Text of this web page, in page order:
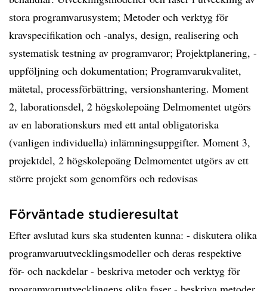
stora programvarusystem; Metoder och verktyg för
kravspecifikation och -analys, design, realisering och
systematisk testning av programvaror; Projektplanering, -
uppföljning och dokumentation; Programvarukvalitet,
mätetal, processförbättring, versionshantering. Moment
2, laborationsdel, 2 högskolepoäng Delmomentet utgörs
av en laborationskurs med ett antal obligatoriska
(vanligen individuella) inlämningsuppgifter. Moment 3,
projektdel, 2 högskolepoäng Delmomentet utgörs av ett
större projekt som genomförs och redovisas
Förväntade studieresultat
Efter avslutad kurs ska studenten kunna: - diskutera olika
programvaruutvecklingsmodeller och deras respektive
för- och nackdelar - beskriva metoder och verktyg för